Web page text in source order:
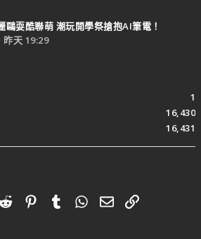
鷗耍酷聯萌 潮玩開學祭搶抱AI筆電！
昨天 19:29
1
16,430
16,431
RedditPinterestTumblrWhatsApp
電子郵件
連結